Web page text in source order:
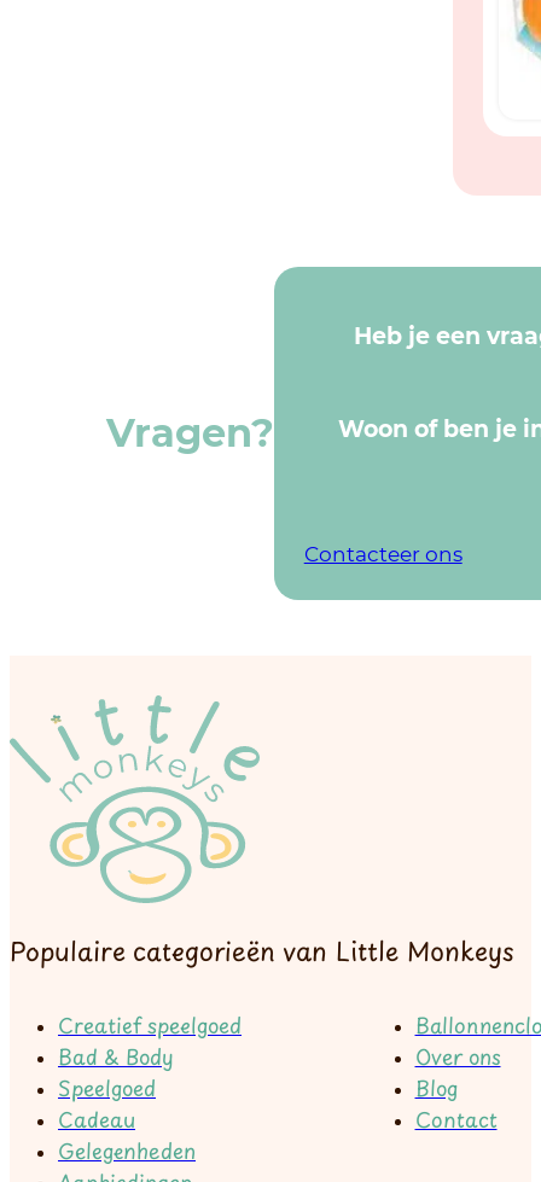
Vragen?
Heb je een
Woon of ben je
Contacteer ons
Populaire categorieën van Little Monkeys
Creatief speelgoed
Bad & Body
Speelgoed
Cadeau
Gelegenheden
Over ons
Blog
Contact